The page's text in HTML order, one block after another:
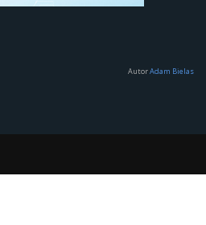
AutorAdam Bielas